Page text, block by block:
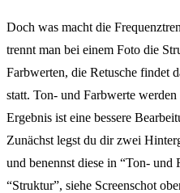
Doch was macht die
trennt man bei einem Foto die
Farbwerten, die Retusche findet
statt. Ton- und Farbwerte
Ergebnis ist eine bessere
Zunächst legst du dir zwei
und benennst diese in “Ton- und
“Struktur”, siehe Screenschot